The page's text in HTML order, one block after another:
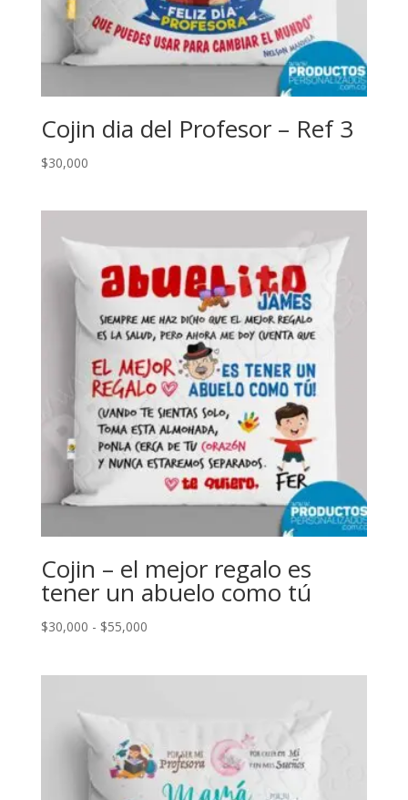
Cojin dia del Profesor – Ref 3
$30,000
Cojin – el mejor regalo es
tener un abuelo como tú
$30,000 - $55,000Rango
$55,000